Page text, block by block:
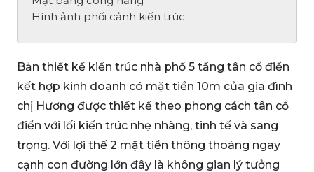
Hình ảnh phối cảnh kiến trúc
Bản thiết kế kiến trúc nhà phố 5 tầng tân cổ điển
kết hợp kinh doanh có mặt tiền 10m của gia đình
chị Hương được thiết kế theo phong cách tân cổ
điển với lối kiến trúc nhẹ nhàng, tinh tế và sang
trọng. Với lợi thế 2 mặt tiền thông thoáng ngay
cạnh con đường lớn đây là không gian lý tưởng